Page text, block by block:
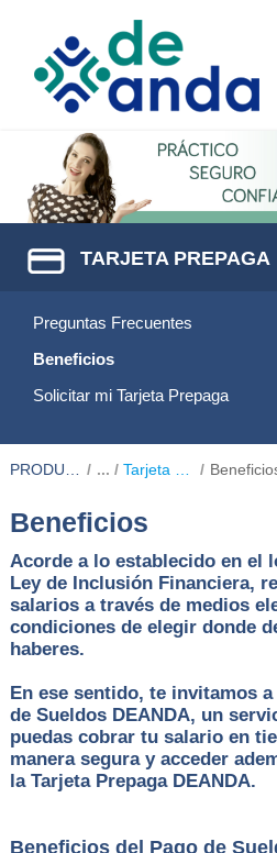
TARJETA PREPAGA
Preguntas Frecuentes
Beneficios
Solicitar mi Tarjeta Prepaga
/ /
Beneficios
Acorde a lo establecido en el
Ley de Inclusión Financiera,
salarios a través de medios
condiciones de elegir donde
haberes.
En ese sentido, te invitamos
de Sueldos DEANDA, un
puedas cobrar tu salario en
manera segura y acceder
la Tarjeta Prepaga DEANDA.
Beneficios del Pago de